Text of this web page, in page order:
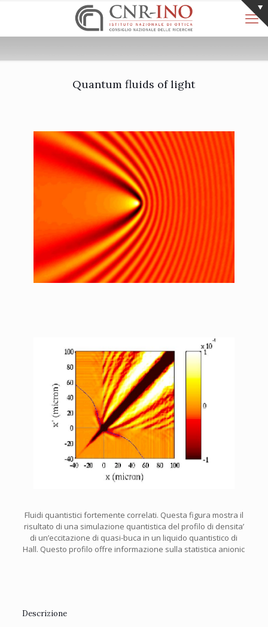
Quantum fluids of light
Fluidi quantistici fortemente correlati. Questa figura mostra il
risultato di una simulazione quantistica del profilo di densita’
di un’eccitazione di quasi-buca in un liquido quantistico di
Hall. Questo profilo offre informazione sulla statistica anionic
Descrizione